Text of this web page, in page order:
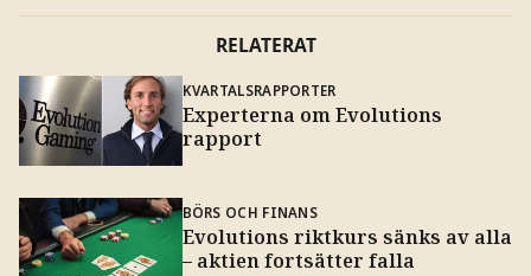
RELATERAT
KVARTALSRAPPORTER
Experterna om Evolutions
rapport
BÖRS OCH FINANS
Evolutions riktkurs sänks av alla
– aktien fortsätter falla